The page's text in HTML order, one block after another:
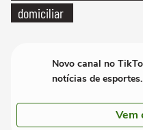
domiciliar
Novo canal no
notícias de esportes.
Vem